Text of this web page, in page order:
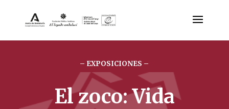
– EXPOSICIONES –
El zoco: Vida